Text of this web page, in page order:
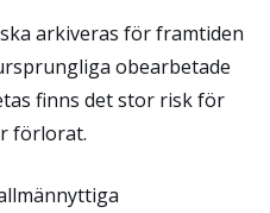
arkiveras för framtiden
obearbetade
finns det stor risk för
förlorat.